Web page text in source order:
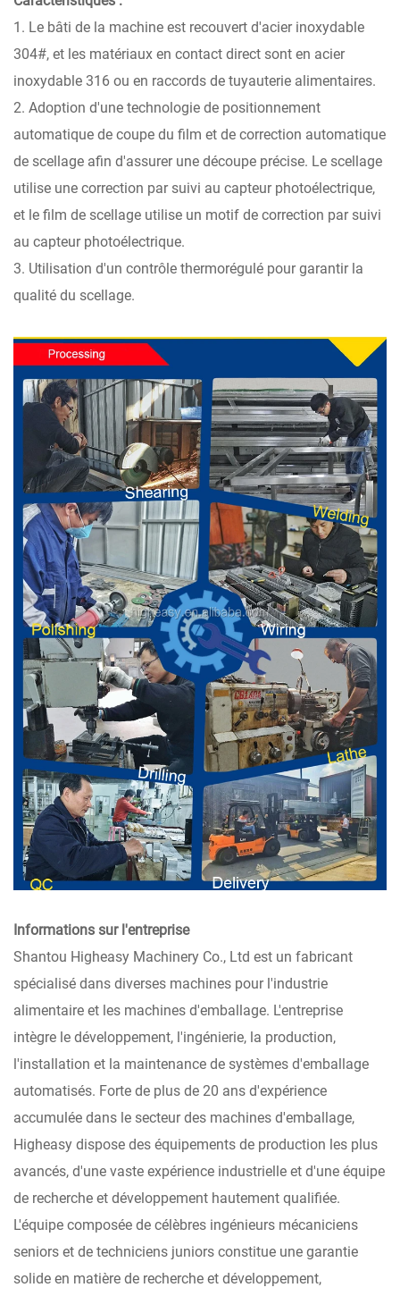
1. Le bâti de la machine est recouvert d'acier inoxydable
304#, et les matériaux en contact direct sont en acier
inoxydable 316 ou en raccords de tuyauterie alimentaires.
2. Adoption d'une technologie de positionnement
automatique de coupe du film et de correction automatique
de scellage afin d'assurer une découpe précise. Le scellage
utilise une correction par suivi au capteur photoélectrique,
et le film de scellage utilise un motif de correction par suivi
au capteur photoélectrique.
3. Utilisation d'un contrôle thermorégulé pour garantir la
qualité du scellage.
Informations sur l'entreprise
Shantou Higheasy Machinery Co., Ltd est un fabricant
spécialisé dans diverses machines pour l'industrie
alimentaire et les machines d'emballage. L'entreprise
intègre le développement, l'ingénierie, la production,
l'installation et la maintenance de systèmes d'emballage
automatisés. Forte de plus de 20 ans d'expérience
accumulée dans le secteur des machines d'emballage,
Higheasy dispose des équipements de production les plus
avancés, d'une vaste expérience industrielle et d'une équipe
de recherche et développement hautement qualifiée.
L'équipe composée de célèbres ingénieurs mécaniciens
seniors et de techniciens juniors constitue une garantie
solide en matière de recherche et développement,